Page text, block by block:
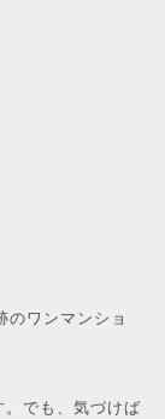
ワンマンショ
。でも、気づけば